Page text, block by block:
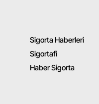
Sigorta Haberleri
Sigortafi
Haber Sigorta